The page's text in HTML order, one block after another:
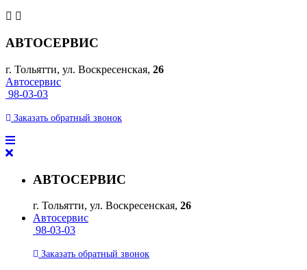
АВТОСЕРВИС
г. Тольятти, ул. Воскресенская, 26
Автосервис
98-03-03
Заказать обратный звонок
АВТОСЕРВИС
г. Тольятти, ул. Воскресенская, 26
Автосервис
98-03-03
Заказать обратный звонок